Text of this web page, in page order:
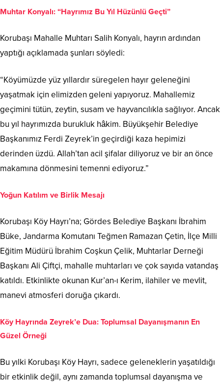
Muhtar Konyalı: “Hayrımız Bu Yıl Hüzünlü Geçti”
Korubaşı Mahalle Muhtarı Salih Konyalı, hayrın ardından
yaptığı açıklamada şunları söyledi:
“Köyümüzde yüz yıllardır süregelen hayır geleneğini
yaşatmak için elimizden geleni yapıyoruz. Mahallemiz
geçimini tütün, zeytin, susam ve hayvancılıkla sağlıyor. Ancak
bu yıl hayrımızda burukluk hâkim. Büyükşehir Belediye
Başkanımız Ferdi Zeyrek’in geçirdiği kaza hepimizi
derinden üzdü. Allah’tan acil şifalar diliyoruz ve bir an önce
makamına dönmesini temenni ediyoruz.”
Yoğun Katılım ve Birlik Mesajı
Korubaşı Köy Hayrı’na; Gördes Belediye Başkanı İbrahim
Büke, Jandarma Komutanı Teğmen Ramazan Çetin, İlçe Milli
Eğitim Müdürü İbrahim Coşkun Çelik, Muhtarlar Derneği
Başkanı Ali Çiftçi, mahalle muhtarları ve çok sayıda vatandaş
katıldı. Etkinlikte okunan Kur’an-ı Kerim, ilahiler ve mevlit,
manevi atmosferi doruğa çıkardı.
Köy Hayrında Zeyrek’e Dua: Toplumsal Dayanışmanın En
Güzel Örneği
Bu yılki Korubaşı Köy Hayrı, sadece geleneklerin yaşatıldığı
bir etkinlik değil, aynı zamanda toplumsal dayanışma ve